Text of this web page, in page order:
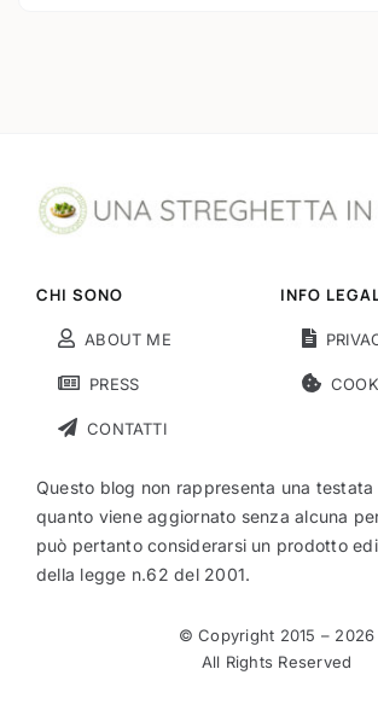
CHI SONO
ABOUT ME
PRESS
CONTATTI
INFO
Questo blog non rappresenta una
quanto viene aggiornato senza alcuna
può pertanto considerarsi un prodotto
della legge n.62 del 2001.
© Copyright 2015 – 2026
All Rights Reserved